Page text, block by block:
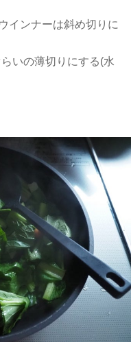
インナーは斜め切りに
いの薄切りにする(水